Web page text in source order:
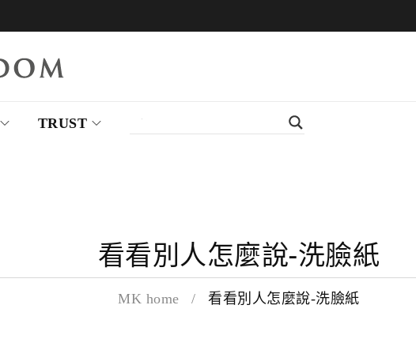
TRUST
看看別人怎麼說-洗臉紙
MK home / 看看別人怎麼說-洗臉紙